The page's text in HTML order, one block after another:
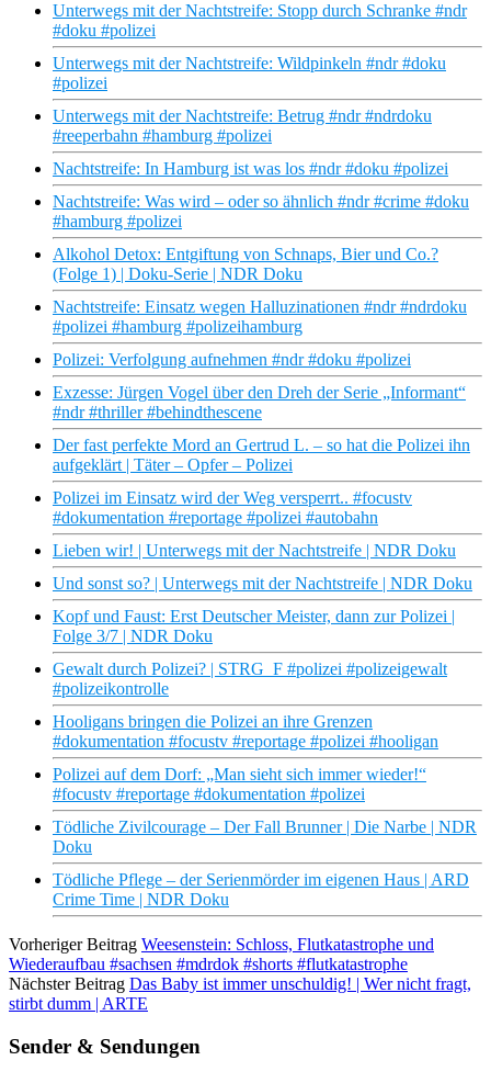
Unterwegs mit der Nachtstreife: Stopp durch Schranke #ndr
#doku #polizei
Unterwegs mit der Nachtstreife: Wildpinkeln #ndr #doku
#polizei
Unterwegs mit der Nachtstreife: Betrug #ndr #ndrdoku
#reeperbahn #hamburg #polizei
Nachtstreife: In Hamburg ist was los #ndr #doku #polizei
Nachtstreife: Was wird – oder so ähnlich #ndr #crime #doku
#hamburg #polizei
Alkohol Detox: Entgiftung von Schnaps, Bier und Co.?
(Folge 1) | Doku-Serie | NDR Doku
Nachtstreife: Einsatz wegen Halluzinationen #ndr #ndrdoku
#polizei #hamburg #polizeihamburg
Polizei: Verfolgung aufnehmen #ndr #doku #polizei
Exzesse: Jürgen Vogel über den Dreh der Serie „Informant“
#ndr #thriller #behindthescene
Der fast perfekte Mord an Gertrud L. – so hat die Polizei ihn
aufgeklärt | Täter – Opfer – Polizei
Polizei im Einsatz wird der Weg versperrt.. #focustv
#dokumentation #reportage #polizei #autobahn
Lieben wir! | Unterwegs mit der Nachtstreife | NDR Doku
Und sonst so? | Unterwegs mit der Nachtstreife | NDR Doku
Kopf und Faust: Erst Deutscher Meister, dann zur Polizei |
Folge 3/7 | NDR Doku
Gewalt durch Polizei? | STRG_F #polizei #polizeigewalt
#polizeikontrolle
Hooligans bringen die Polizei an ihre Grenzen
#dokumentation #focustv #reportage #polizei #hooligan
Polizei auf dem Dorf: „Man sieht sich immer wieder!“
#focustv #reportage #dokumentation #polizei
Tödliche Zivilcourage – Der Fall Brunner | Die Narbe | NDR
Doku
Tödliche Pflege – der Serienmörder im eigenen Haus | ARD
Crime Time | NDR Doku
Vorheriger Beitrag Weesenstein: Schloss, Flutkatastrophe und
Wiederaufbau #sachsen #mdrdok #shorts #flutkatastrophe
Nächster Beitrag Das Baby ist immer unschuldig! | Wer nicht fragt,
stirbt dumm | ARTE
Sender & Sendungen